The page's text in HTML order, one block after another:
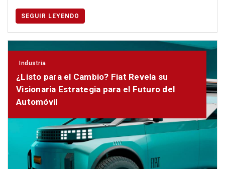
SEGUIR LEYENDO
Industria
¿Listo para el Cambio? Fiat Revela su
Visionaria Estrategia para el Futuro del
Automóvil